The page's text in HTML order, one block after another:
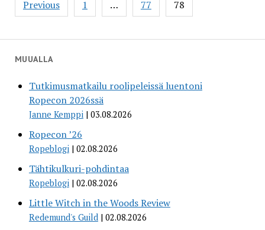
MUUALLA
Tutkimusmatkailu roolipeleissä luentoni
Ropecon 2026ssä
Janne Kemppi 03.08.2026
Ropecon ’26
Ropeblogi 02.08.2026
Tähtikulkuri-pohdintaa
Ropeblogi 02.08.2026
Little Witch in the Woods Review
Redemund's Guild 02.08.2026
pagination
Previous 1 … 77 78